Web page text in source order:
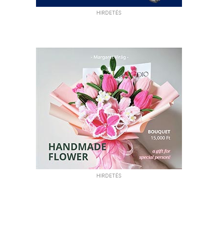
HIRDETÉS
HIRDETÉS